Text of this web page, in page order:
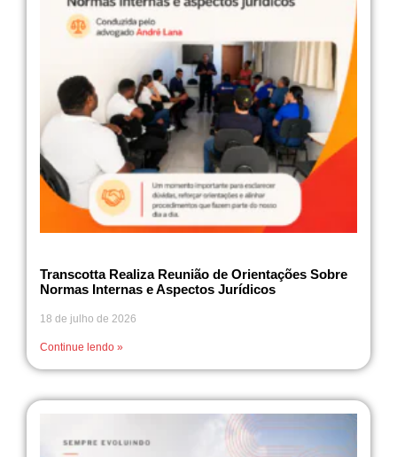
Transcotta Realiza Reunião de Orientações Sobre
Normas Internas e Aspectos Jurídicos
18 de julho de 2026
Continue lendo »